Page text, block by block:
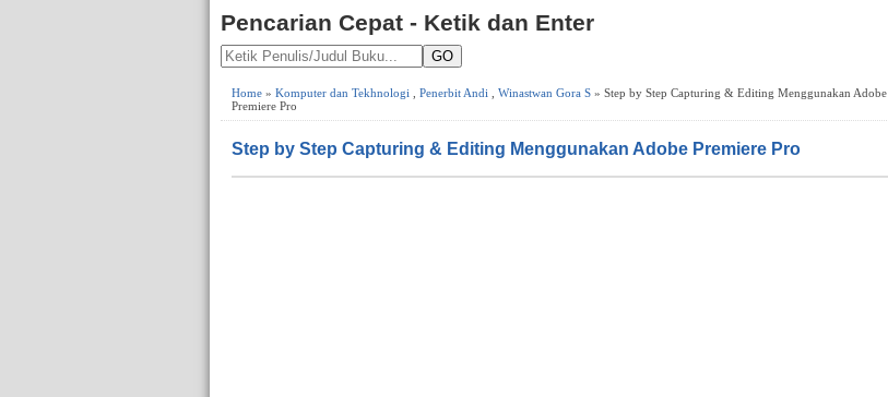
Pencarian Cepat - Ketik dan Enter
GO
Home » Komputer dan Tekhnologi Penerbit Andi Winastwan Gora S » Step by Step Capturing & Editing Menggunakan Adobe
Premiere Pro
Step by Step Capturing & Editing Menggunakan Adobe Premiere Pro